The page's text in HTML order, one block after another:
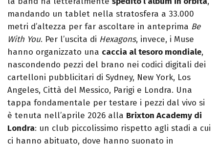
mandando un tablet nella stratosfera a 33.000
metri d’altezza per far ascoltare in anteprima Be
With You. Per l’uscita di Hexagons, invece, i Muse
hanno organizzato una caccia al tesoro mondiale,
nascondendo pezzi del brano nei codici digitali dei
cartelloni pubblicitari di Sydney, New York, Los
Angeles, Città del Messico, Parigi e Londra. Una
tappa fondamentale per testare i pezzi dal vivo si
è tenuta nell’aprile 2026 alla Brixton Academy di
Londra: un club piccolissimo rispetto agli stadi a cui
ci hanno abituato, dove hanno suonato in